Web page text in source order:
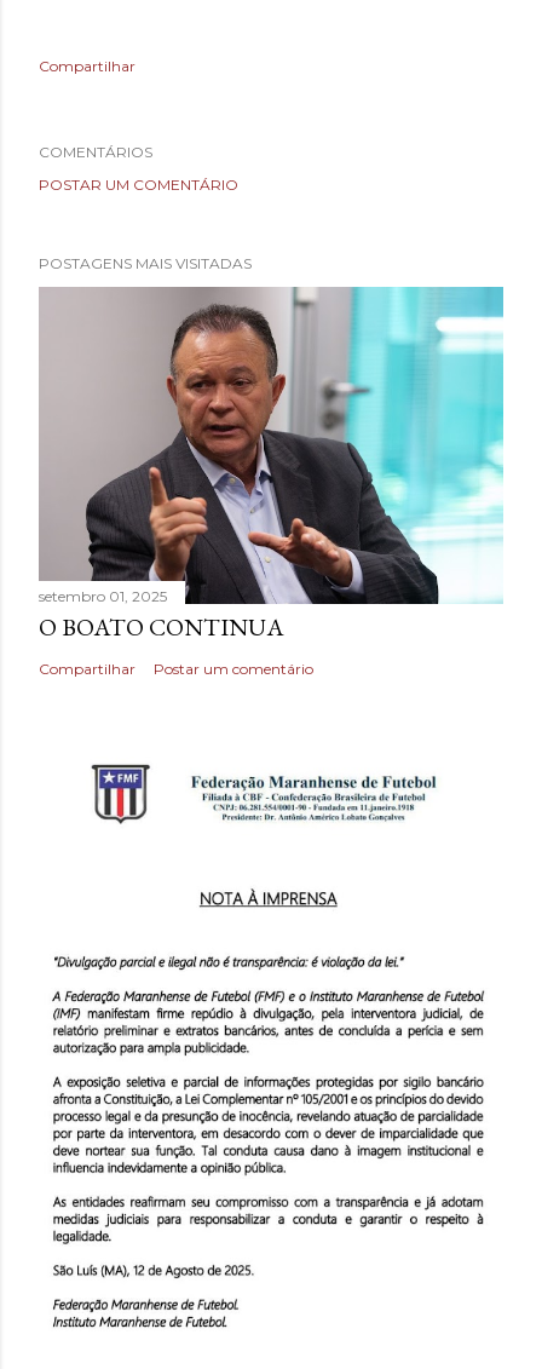
Compartilhar
COMENTÁRIOS
POSTAR UM COMENTÁRIO
POSTAGENS MAIS VISITADAS
setembro 01, 2025
O BOATO CONTINUA
Compartilhar Postar um comentário